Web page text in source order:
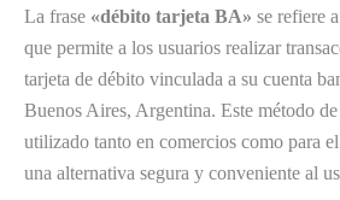
La frase «débito tarjeta BA» se refiere
que permite a los usuarios realizar
tarjeta de débito vinculada a su cuenta
Buenos Aires, Argentina. Este método
utilizado tanto en comercios como para
una alternativa segura y conveniente al